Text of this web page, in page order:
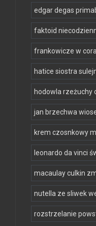
edgar degas
faktoid
frankowicze w
hatice siostra
hodowla rzeżuchy
jan brzechwa
krem czosnkowy
leonardo da vinci
macaulay culkin
nutella ze sliwek
rozstrzelanie